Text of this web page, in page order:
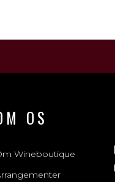
OS
Wineboutique